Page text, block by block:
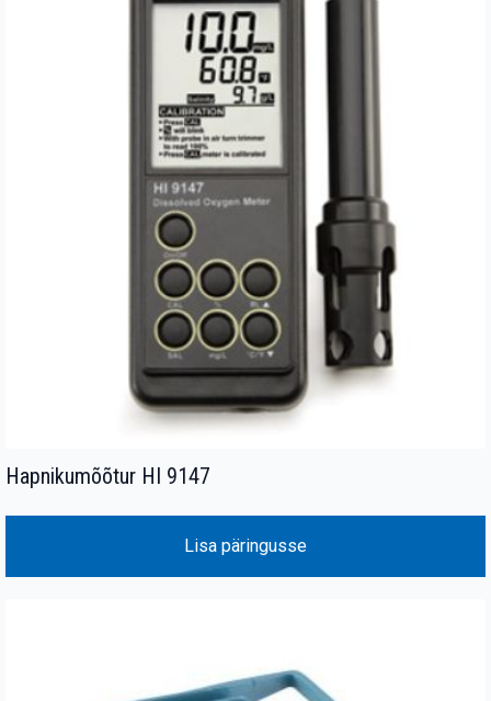
Hapnikumõõtur HI 9147
Lisa päringusse